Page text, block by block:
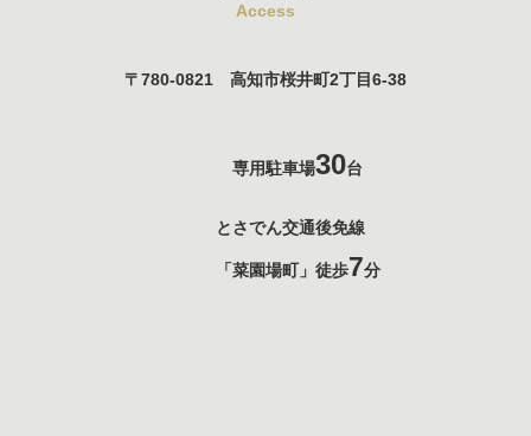
Access
〒780-0821 高知市桜井町2丁目6-38
専用駐車場30台
とさでん交通後免線
「菜園場町」徒歩7分